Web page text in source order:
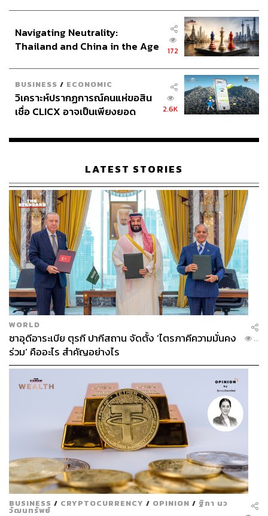
Navigating Neutrality:
Thailand and China in the Age
172
BUSINESS / ECONOMIC
วิเคราะห์ปรากฏการณ์คนแห่ขอสิน
เชื่อ CLICX อาจเป็นเพียงยอด
เรือนไทยที่ถูกซุกไว้
2.6K
LATEST STORIES
WORLD
ซาอุดีอาระเบีย ตุรกี ปากีสถาน จัดตั้ง ‘ไตรภาคีความมั่นคง
ร่วม’ คืออะไร สำคัญอย่างไร
...
BUSINESS / CRYPTOCURRENCY / OPINION / ฐิภา นว
วัฒนทรัพย์